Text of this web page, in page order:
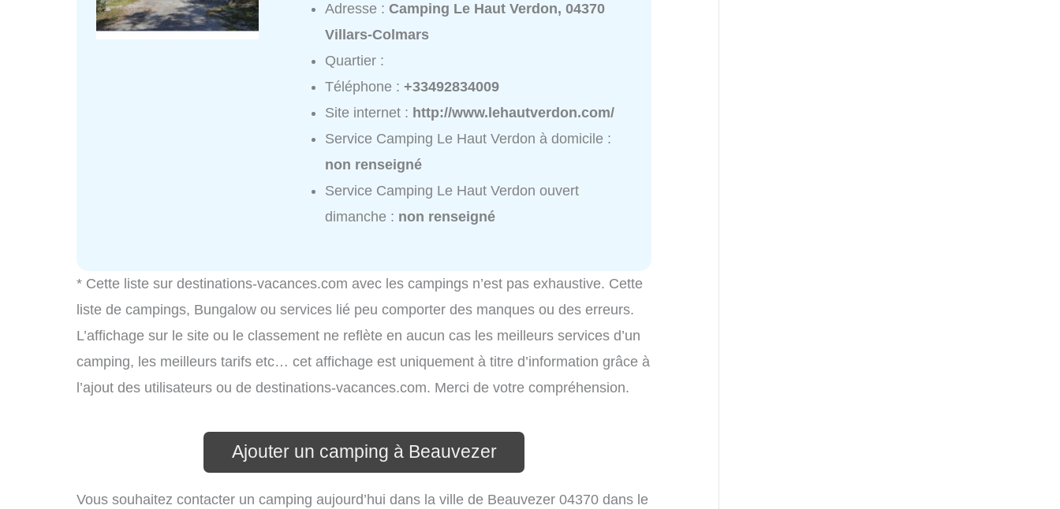
Adresse :Camping Le Haut Verdon, 04370
Villars-Colmars
Quartier :
Téléphone :+33492834009
Site internet : http://www.lehautverdon.com/
Service Camping Le Haut Verdon à domicile :
non renseigné
Service Camping Le Haut Verdon ouvert
dimanche : non renseigné
* Cette liste sur destinations-vacances.com avec les campings n’est pas exhaustive. Cette
liste de campings, Bungalow ou services lié peu comporter des manques ou des erreurs.
L’affichage sur le site ou le classement ne reflète en aucun cas les meilleurs services d’un
camping, les meilleurs tarifs etc… cet affichage est uniquement à titre d’information grâce à
l’ajout des utilisateurs ou de destinations-vacances.com. Merci de votre compréhension.
Ajouter un camping à Beauvezer
Vous souhaitez contacter un camping aujourd’hui dans la ville de Beauvezer 04370 dans le